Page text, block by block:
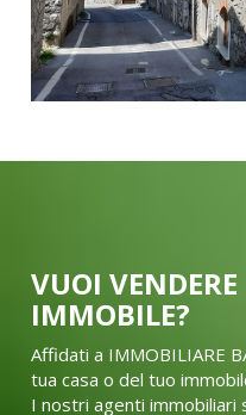
VUOI
IMMOBILE?
Affidati a IMMOBILIARE
tua casa o del tuo
I nostri agenti immobiliari